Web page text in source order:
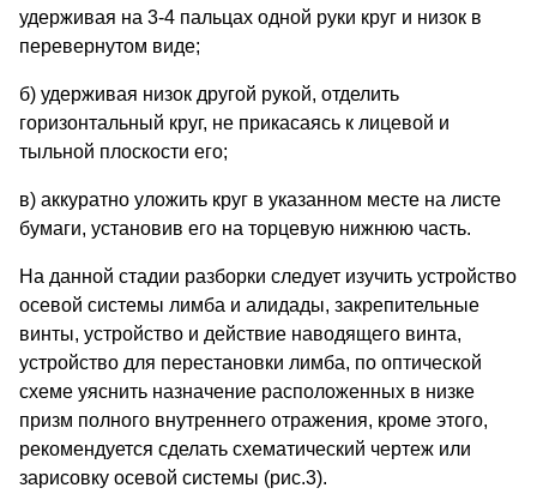
удерживая на 3-4 пальцах одной руки круг и низок в
перевернутом виде;
б) удерживая низок другой рукой, отделить
горизонтальный круг, не прикасаясь к лицевой и
тыльной плоскости его;
в) аккуратно уложить круг в указанном месте на листе
бумаги, установив его на торцевую нижнюю часть.
На данной стадии разборки следует изучить устройство
осевой системы лимба и алидады, закрепительные
винты, устройство и действие наводящего винта,
устройство для перестановки лимба, по оптической
схеме уяснить назначение расположенных в низке
призм полного внутреннего отражения, кроме этого,
рекомендуется сделать схематический чертеж или
зарисовку осевой системы (рис.3).